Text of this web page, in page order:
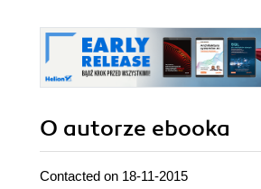
O autorze ebooka
Contacted on 18-11-2015